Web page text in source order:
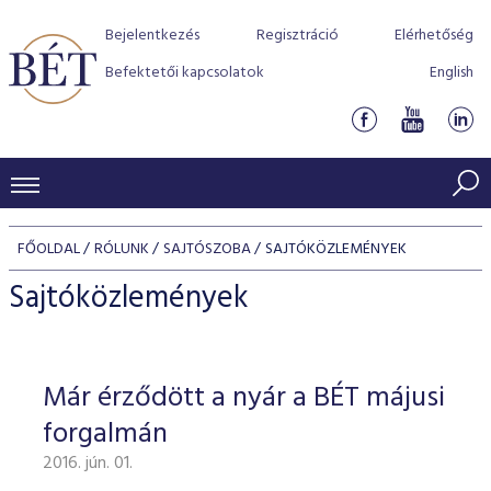
Bejelentkezés Regisztráció
Elérhetőség
Befektetői kapcsolatok
English
KERESKEDÉSI ADATOK
INDEXEK
Jelzáloglevél indexek
Vállalati kötvény indexek
Azonnali Piac
Részvények
Származékos piac
BEFEKTETŐK
Részvény szekció
Hitelpapír szekció
BÉT szabályzatok
Befektetővédelem
Alkalmazott díjstruktúra
Elszámolás
Részvény és vállalati kötvény tőzsdei bevezetését
program
BÉT Xtend - Részvénypiac egyszerűen
TŐZSDETAGOK
Tőzsdetagok, üzletkötők
VENDOROK
FŐOLDAL RÓLUNK SAJTÓSZOBA SAJTÓKÖZLEMÉNYEK
Sajtóközlemények
Már érződött a nyár a BÉT májusi
forgalmán
2016. jún. 01.